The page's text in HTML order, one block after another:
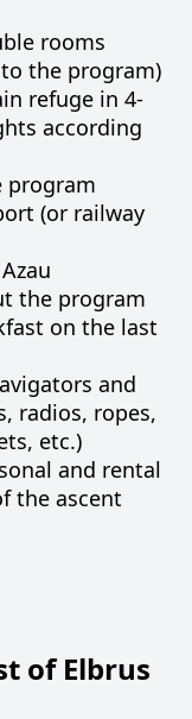
rooms
the program)
refuge in 4-
according
program
(or railway
the program
on the last
and
radios, ropes,
etc.)
and rental
the ascent
of Elbrus